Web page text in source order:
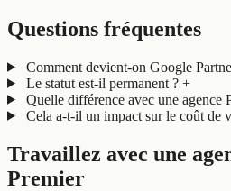
Questions fréquentes
Comment devient-on Google
Le statut est-il permanent ? +
Quelle différence avec une agence
Cela a-t-il un impact sur le coût de
Travaillez avec une
Premier